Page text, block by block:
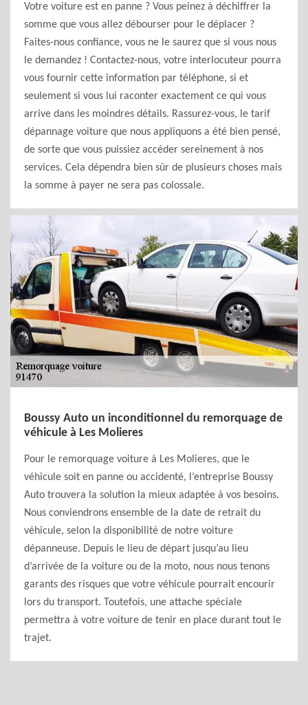
Votre voiture est en panne ? Vous peinez à déchiffrer la
somme que vous allez débourser pour le déplacer ?
Faites-nous confiance, vous ne le saurez que si vous nous
le demandez ! Contactez-nous, votre interlocuteur pourra
vous fournir cette information par téléphone, si et
seulement si vous lui raconter exactement ce qui vous
arrive dans les moindres détails. Rassurez-vous, le tarif
dépannage voiture que nous appliquons a été bien pensé,
de sorte que vous puissiez accéder sereinement à nos
services. Cela dépendra bien sûr de plusieurs choses mais
la somme à payer ne sera pas colossale.
Boussy Auto un inconditionnel du remorquage de
véhicule à Les Molieres
Pour le remorquage voiture à Les Molieres, que le
véhicule soit en panne ou accidenté, l’entreprise Boussy
Auto trouvera la solution la mieux adaptée à vos besoins.
Nous conviendrons ensemble de la date de retrait du
véhicule, selon la disponibilité de notre voiture
dépanneuse. Depuis le lieu de départ jusqu’au lieu
d’arrivée de la voiture ou de la moto, nous nous tenons
garants des risques que votre véhicule pourrait encourir
lors du transport. Toutefois, une attache spéciale
permettra à votre voiture de tenir en place durant tout le
trajet.